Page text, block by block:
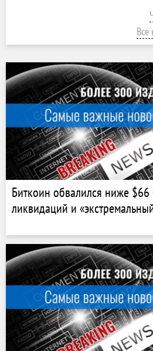
Все
Биткоин обвалился ниже
ликвидаций и